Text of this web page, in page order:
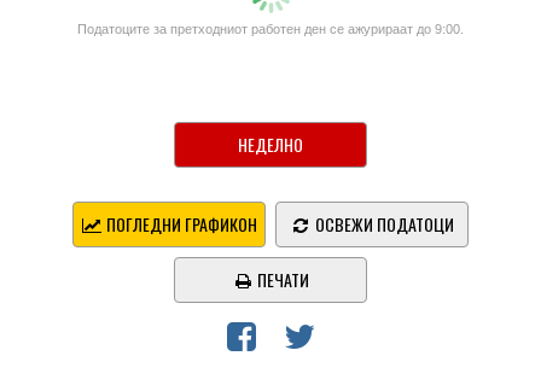
Податоците за претходниот работен ден се ажурираат до 9:00.
НЕДЕЛНО
ПОГЛЕДНИ ГРАФИКОН ОСВЕЖИ ПОДАТОЦИ
ПЕЧАТИ